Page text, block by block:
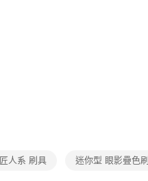
匠人系 刷具 迷你型 眼影疊色刷